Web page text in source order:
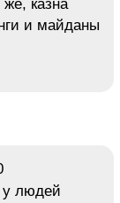
казна
и майданы
у людей